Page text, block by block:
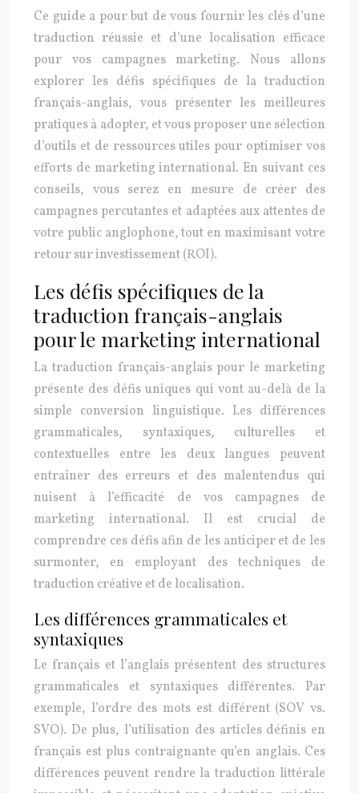
Ce guide a pour but de vous fournir les clés d’une
traduction réussie et d’une localisation efficace
pour vos campagnes marketing. Nous allons
explorer les défis spécifiques de la traduction
français-anglais, vous présenter les meilleures
pratiques à adopter, et vous proposer une sélection
d’outils et de ressources utiles pour optimiser vos
efforts de marketing international. En suivant ces
conseils, vous serez en mesure de créer des
campagnes percutantes et adaptées aux attentes de
votre public anglophone, tout en maximisant votre
retour sur investissement (ROI).
Les défis spécifiques de la
traduction français-anglais
pour le marketing international
La traduction français-anglais pour le marketing
présente des défis uniques qui vont au-delà de la
simple conversion linguistique. Les différences
grammaticales, syntaxiques, culturelles et
contextuelles entre les deux langues peuvent
entraîner des erreurs et des malentendus qui
nuisent à l’efficacité de vos campagnes de
marketing international. Il est crucial de
comprendre ces défis afin de les anticiper et de les
surmonter, en employant des techniques de
traduction créative et de localisation.
Les différences grammaticales et
syntaxiques
Le français et l’anglais présentent des structures
grammaticales et syntaxiques différentes. Par
exemple, l’ordre des mots est différent (SOV vs.
SVO). De plus, l’utilisation des articles définis en
français est plus contraignante qu’en anglais. Ces
différences peuvent rendre la traduction littérale